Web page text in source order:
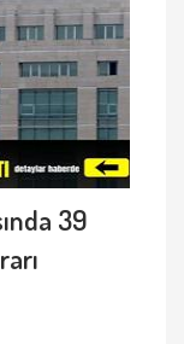
39